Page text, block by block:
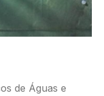
de Águas e